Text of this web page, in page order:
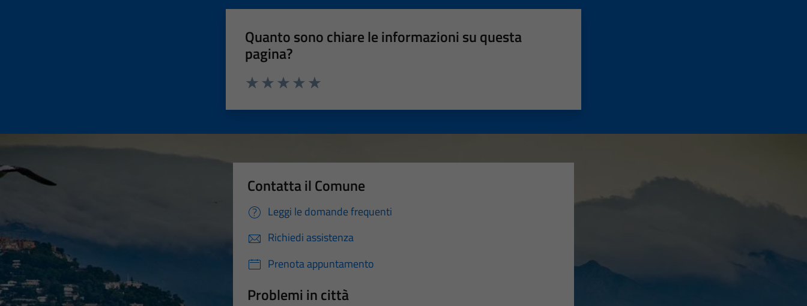
Quanto sono chiare le informazioni su questa
pagina?
Contatta il Comune
Leggi le domande frequenti
Richiedi assistenza
Prenota appuntamento
Problemi in città